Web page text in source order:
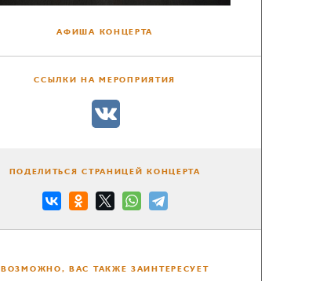
АФИША КОНЦЕРТА
ССЫЛКИ НА МЕРОПРИЯТИЯ
ПОДЕЛИТЬСЯ СТРАНИЦЕЙ КОНЦЕРТА
ВОЗМОЖНО, ВАС ТАКЖЕ ЗАИНТЕРЕСУЕТ